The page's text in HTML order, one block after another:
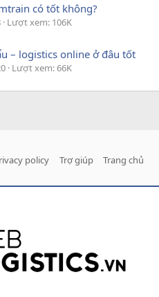
có tốt không?
Lượt xem: 106K
– logistics online ở đâu tốt
Lượt xem: 66K
policy Trợ giúp Trang chủ